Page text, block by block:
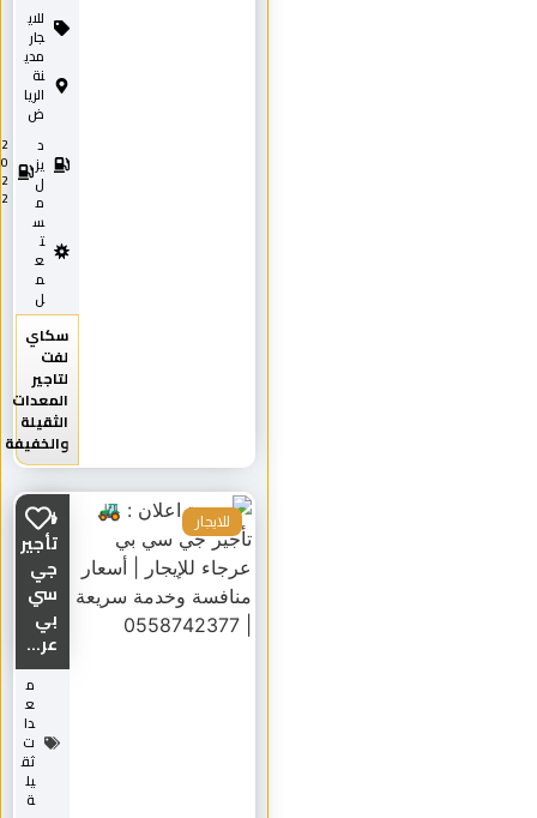
للاي
جار
مدي
نة
الريا
ض
يز
ل
م
س
ع
م
ل
سكاي
لفت
لتاجير
المعدات
الثقيلة
والخفيفة
🚜
تأجير
جي
سي
بي
عر...
ع
دا
ت
ثق
يل
ة
للايجار